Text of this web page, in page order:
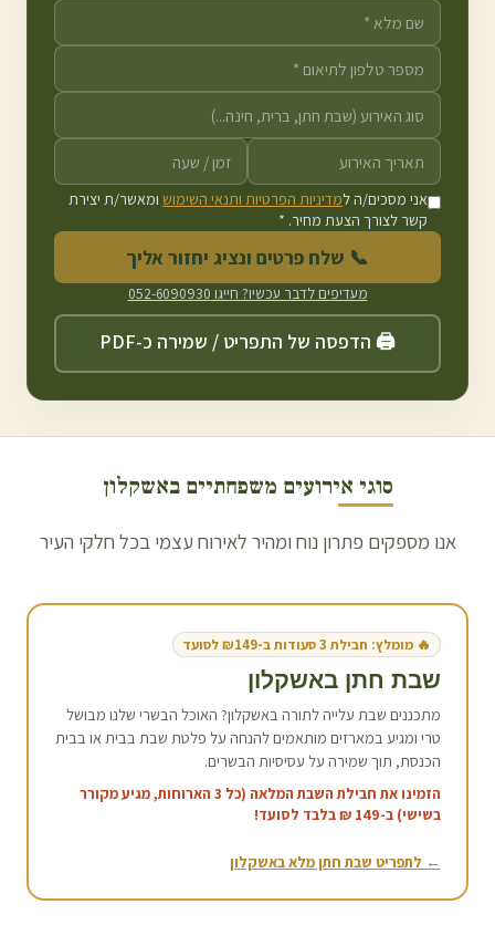
אני מסכים/ה למדיניות הפרטיות ותנאי השימושומאשר/ת יצירת
קשר לצורך הצעת מחיר. *
📞 שלח פרטים ונציג יחזור אליך
מעדיפים לדבר עכשיו? חייגו 052-6090930
🖨️ הדפסה של התפריט / שמירה כ-PDF
סוגי אירועים משפחתיים באשקלון
אנו מספקים פתרון נוח ומהיר לאירוח עצמי בכל חלקי העיר
🔥 מומלץ: חבילת 3 סעודות ב-₪149 לסועד
שבת חתן באשקלון
מתכננים שבת עלייה לתורה באשקלון? האוכל הבשרי שלנו מבושל
טרי ומגיע במארזים מותאמים להנחה על פלטת שבת בבית או בבית
הכנסת, תוך שמירה על עסיסיות הבשרים.
הזמינו את חבילת השבת המלאה (כל 3 הארוחות, מגיע מקורר
בשישי) ב-149 ₪ בלבד לסועד!
← לתפריט שבת חתן מלא באשקלון